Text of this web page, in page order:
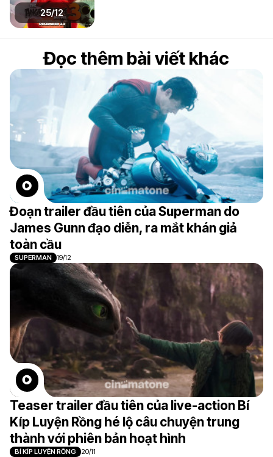
25/12
Đọc thêm bài viết khác
Đoạn trailer đầu tiên của Superman do
James Gunn đạo diễn, ra mắt khán giả
toàn cầu
SUPERMAN 19/12
Teaser trailer đầu tiên của live-action Bí
Kíp Luyện Rồng hé lộ câu chuyện trung
thành với phiên bản hoạt hình
BÍ KÍP LUYỆN RỒNG 20/11